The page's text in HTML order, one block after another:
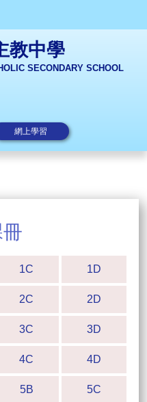
教中學
SECONDARY SCHOOL
網上學習
1C 1D
2C 2D
3C 3D
4C 4D
5B 5C